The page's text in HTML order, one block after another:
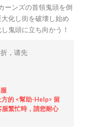
ーンズの首領鬼頭を倒
化し街を破壊し始め
鬼頭に立ち向かう！
，请先
的 <幫助-Help> 留
繁忙時，請您耐心